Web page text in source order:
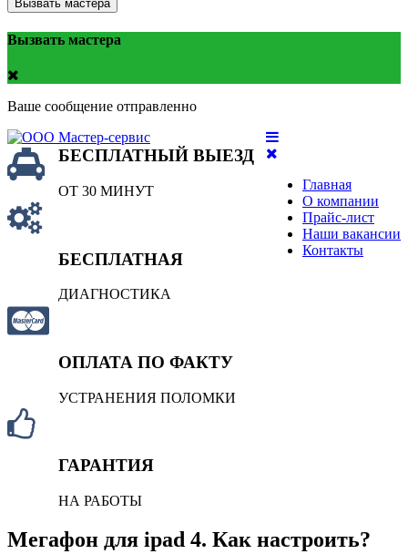
Вызвать мастера
Вызвать мастера
Ваше сообщение отправленно
Главная
О компании
Прайс-лист
Наши вакансии
Контакты
БЕСПЛАТНЫЙ ВЫЕЗД
ОТ 30 МИНУТ
БЕСПЛАТНАЯ
ДИАГНОСТИКА
ОПЛАТА ПО ФАКТУ
УСТРАНЕНИЯ ПОЛОМКИ
ГАРАНТИЯ
НА РАБОТЫ
Мегафон для ipad 4. Как настроить?